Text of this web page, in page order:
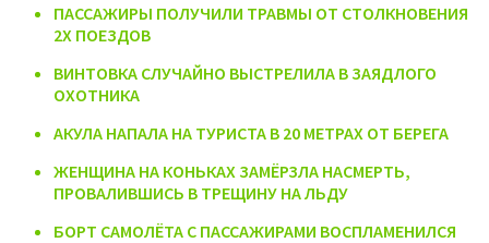
ПАССАЖИРЫ ПОЛУЧИЛИ ТРАВМЫ ОТ СТОЛКНОВЕНИЯ
2Х ПОЕЗДОВ
ВИНТОВКА СЛУЧАЙНО ВЫСТРЕЛИЛА В ЗАЯДЛОГО
ОХОТНИКА
АКУЛА НАПАЛА НА ТУРИСТА В 20 МЕТРАХ ОТ БЕРЕГА
ЖЕНЩИНА НА КОНЬКАХ ЗАМЁРЗЛА НАСМЕРТЬ,
ПРОВАЛИВШИСЬ В ТРЕЩИНУ НА ЛЬДУ
БОРТ САМОЛЁТА С ПАССАЖИРАМИ ВОСПЛАМЕНИЛСЯ